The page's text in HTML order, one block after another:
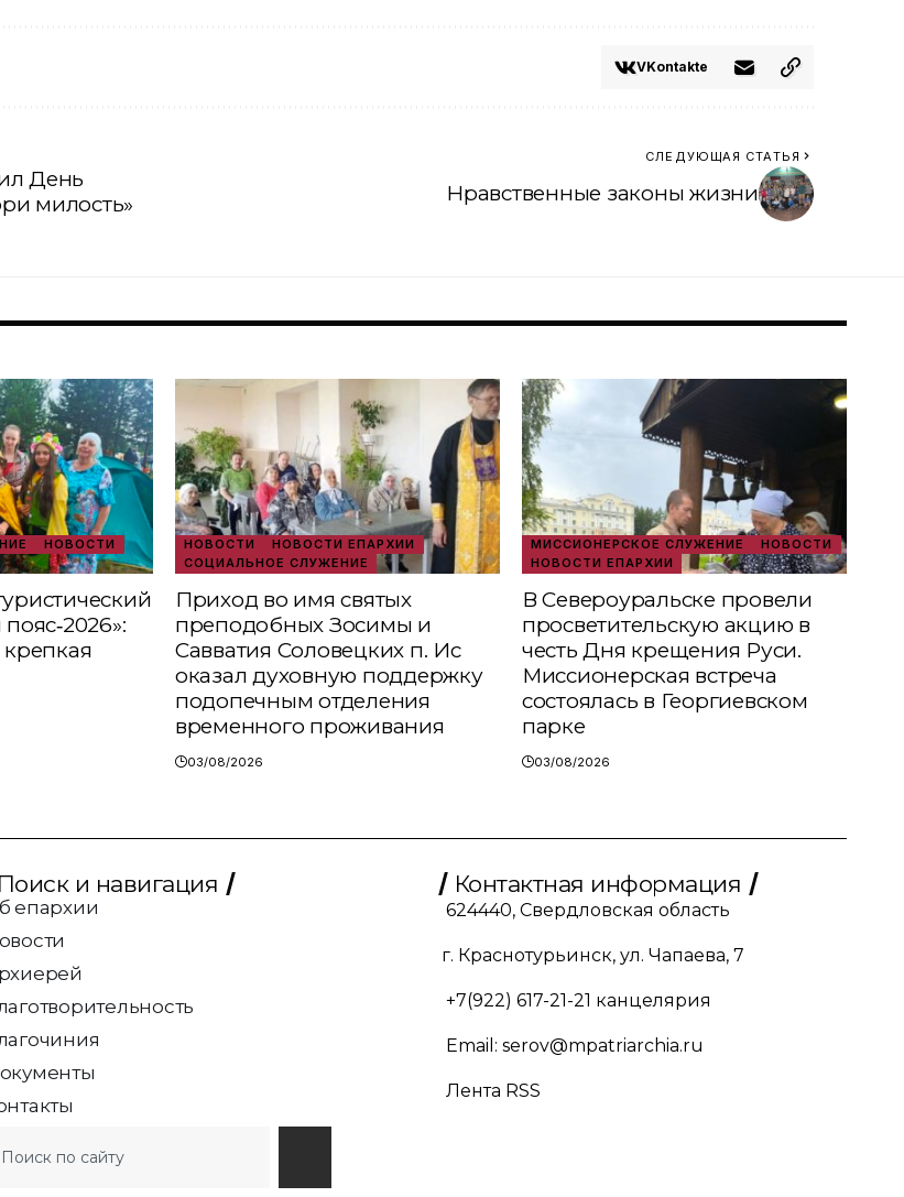
VKontakte
День
милость»
СЛЕДУЮЩАЯ СТАТЬЯ
Нравственные законы жизни
НОВОСТИ
НОВОСТИ
НОВОСТИ ЕПАРХИИ
СОЦИАЛЬНОЕ СЛУЖЕНИЕ
Приход во имя святых
преподобных Зосимы и
Савватия Соловецких п. Ис
оказал духовную поддержку
подопечным отделения
временного проживания
03/08/2026
МИССИОНЕРСКОЕ СЛУЖЕНИЕ
НОВОСТИ
НОВОСТИ ЕПАРХИИ
В Североуральске провели
просветительскую акцию в
честь Дня крещения Руси.
Миссионерская встреча
состоялась в Георгиевском
парке
03/08/2026
Поиск и навигация
епархии
Контактная информация
624440, Свердловская область
г. Краснотурьинск, ул. Чапаева, 7
+7(922) 617-21-21 канцелярия
Email: serov@mpatriarchia.ru
Лента RSS